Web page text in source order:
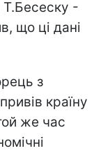
Т.Бесеску -
що ці дані
з
країну
же час